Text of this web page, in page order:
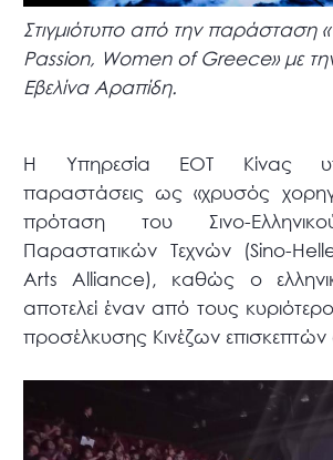
Στιγμιότυπο από την παράσταση
Passion, Women of Greece» με
Εβελίνα Αραπίδη.
Η Υπηρεσία ΕΟΤ Κίνας
παραστάσεις ως «χρυσός
πρόταση του Σινο-
Παραστατικών Τεχνών (Sino-
Arts Alliance), καθώς ο
αποτελεί έναν από τους
προσέλκυσης Κινέζων